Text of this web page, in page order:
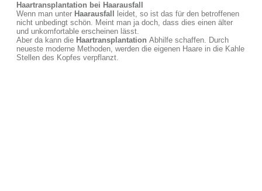
Haartransplantation bei Haarausfall
Wenn man unter Haarausfall
leidet, so ist das für den betroffenen
nicht unbedingt schön. Meint man ja doch, dass dies einen älter
und unkomfortable erscheinen lässt.
Aber da kann die Haartransplantation Abhilfe schaffen. Durch
neueste moderne Methoden, werden die eigenen Haare in die Kahle
Stellen des Kopfes verpflanzt.